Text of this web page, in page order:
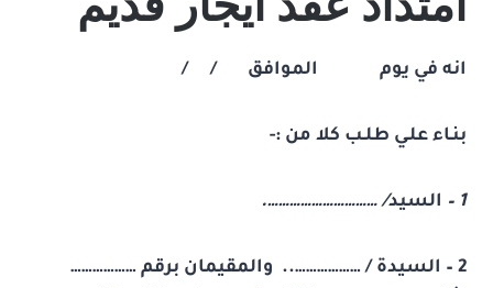
انه في يوم الموافق / /
بنـاء علـي طلـب كلا من :-
1 – السيد/
………………………….
2 – السيدة / ……………….. والمقيمان برقم ………………